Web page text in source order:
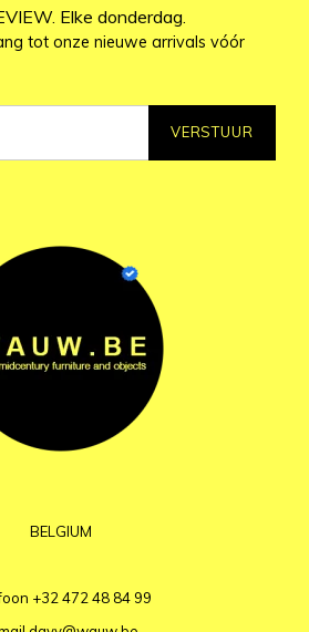
Elke donderdag.
tot onze nieuwe arrivals vóór
VERSTUUR
BELGIUM
+32 472 48 84 99